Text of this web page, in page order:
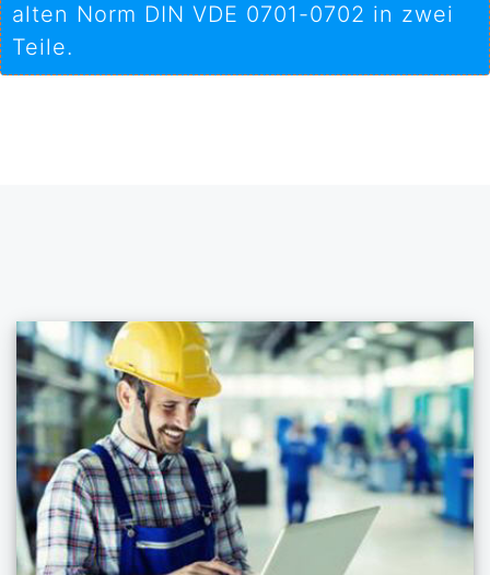
alten Norm DIN VDE 0701-0702 in zwei
Teile.